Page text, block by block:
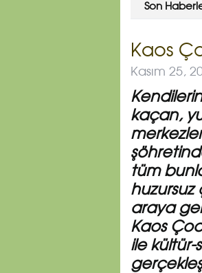
Son
Kaos
Kasım 25,
kaçan,
tüm
huzursuz
araya
Kaos
ile kültür-